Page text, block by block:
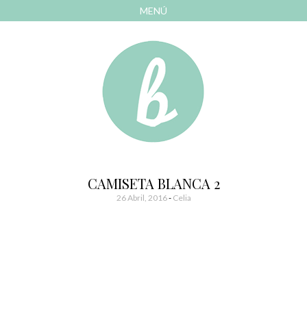
MENÚ
Bonitismos
CAMISETA BLANCA 2
26 Abril, 2016- Celia